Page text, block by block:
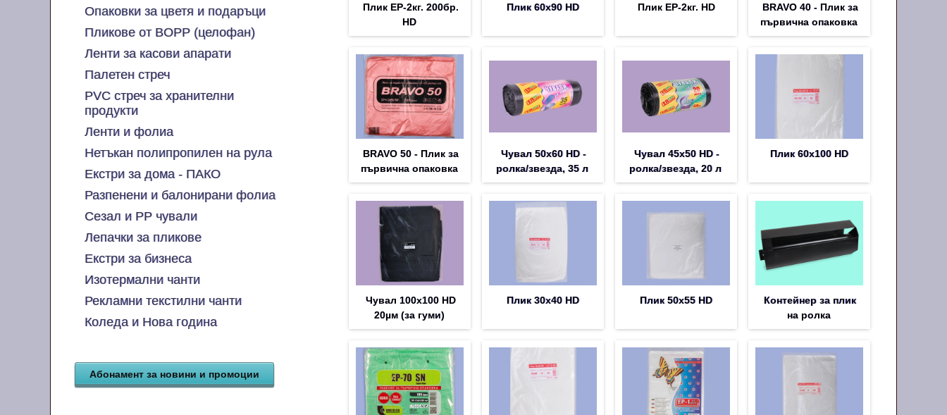
Опаковки за цветя и подаръци
Пликове от BOPP (целофан)
Ленти за касови апарати
Палетен стреч
PVC стреч за хранителни
продукти
Ленти и фолиа
Нетъкан полипропилен на рула
Екстри за дома - ПАКО
Разпенени и балонирани фолиа
Сезал и PP чували
Лепачки за пликове
Екстри за бизнеса
Изотермални чанти
Рекламни текстилни чанти
Коледа и Нова година
Плик EP-2кг. 200бр.
HD
Плик 60х90 HD Плик EP-2кг. HD
BRAVO 40 - Плик за
първична опаковка
BRAVO 50 - Плик за
първична опаковка
Чувал 50х60 HD -
ролка/звезда, 35 л
Чувал 45х50 HD -
ролка/звезда, 20 л
Плик 60х100 HD
Чувал 100x100 HD
20µм (за гуми)
Плик 30х40 HD Плик 50х55 HD
Контейнер за плик
на ролка